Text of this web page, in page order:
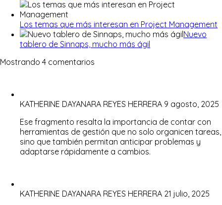
Los temas que más interesan en Project Management
Nuevo
tablero de Sinnaps, mucho más ágil
Mostrando 4 comentarios
KATHERINE DAYANARA REYES HERRERA 9 agosto, 2025
Ese fragmento resalta la importancia de contar con
herramientas de gestión que no solo organicen tareas,
sino que también permitan anticipar problemas y
adaptarse rápidamente a cambios.
KATHERINE DAYANARA REYES HERRERA 21 julio, 2025